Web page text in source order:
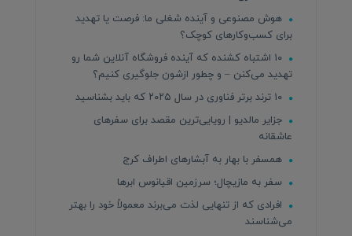
هوش مصنوعی و آینده شغلی ما: فرصت یا تهدید
برای کسب‌وکارهای کوچک؟
۱۰ اشتباه کشنده که آینده فروشگاه آنلاین شما رو
تهدید می‌کنن – و چطور ازشون جلوگیری کنیم؟
جزایر مالدیو | رویایی‌ترین مقصد برای سفرهای
عاشقانه
همسفر با بهار به آبشارهای اطراف کرج
سفر به مازیچال؛ سرزمین اقیانوس ابرها
افرادی که از تنهایی لذت می‌برند معمولاً خود را بهتر
می‌شناسند